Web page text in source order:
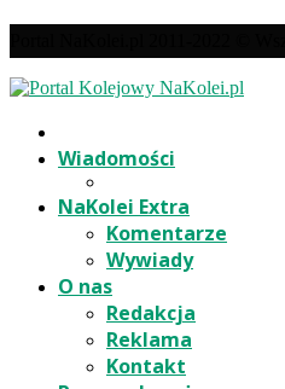
Wiadomości
NaKolei Extra
Komentarze
Wywiady
O nas
Redakcja
Reklama
Kontakt